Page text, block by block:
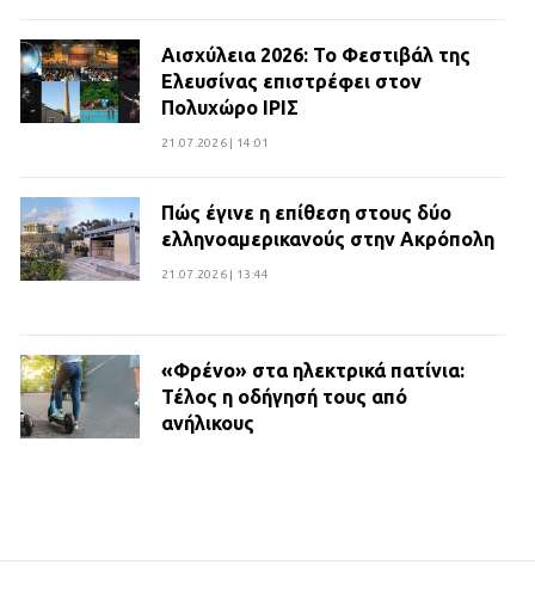
Αισχύλεια 2026: Το Φεστιβάλ της
Ελευσίνας επιστρέφει στον
Πολυχώρο ΙΡΙΣ
21.07.2026 | 14:01
Πώς έγινε η επίθεση στους δύο
ελληνοαμερικανούς στην Ακρόπολη
21.07.2026 | 13:44
«Φρένο» στα ηλεκτρικά πατίνια:
Τέλος η οδήγησή τους από
ανήλικους